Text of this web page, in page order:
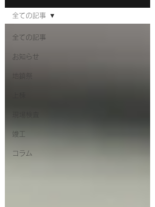
全ての記事
お知らせ
地鎮祭
竣工
コラム
全ての記事